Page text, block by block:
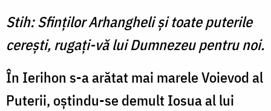
Stih: Sfinţilor Arhangheli şi toate puterile
cereşti, rugaţi-vă lui Dumnezeu pentru noi.
În Ierihon s-a arătat mai marele Voievod al
Puterii, oştindu-se demult Iosua al lui